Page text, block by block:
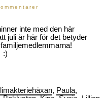
inte med den här
juli är här för det betyder
:)
, Paula,